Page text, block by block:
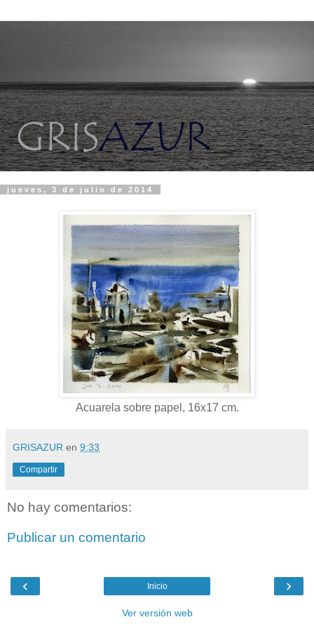
jueves, 3 de julio de 2014
Acuarela sobre papel, 16x17 cm.
GRISAZUR en 9:33
Compartir
No hay comentarios:
Publicar un comentario
‹ ›
Inicio
Ver versión web